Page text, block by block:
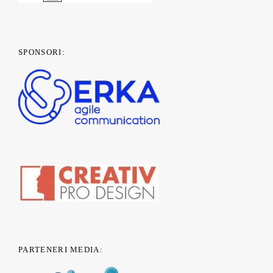
SPONSORI:
PARTENERI MEDIA: